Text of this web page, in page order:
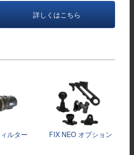
詳しくはこちら
ルター FIX NEO オプション